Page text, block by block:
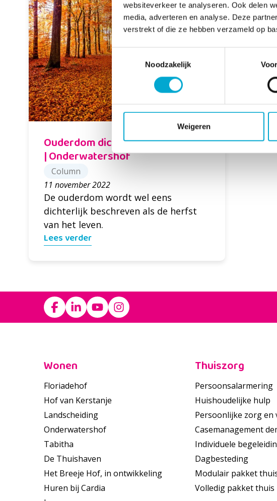
websiteverkeer te analyseren. Ook delen
media, adverteren en analyse. Deze
verstrekt of die ze hebben verzameld op
Toestemmingsselectie
Noodzakelijk
Weigeren
Ouderdom dichterlijk beschreven
| Onderwatershof
Column
11 november 2022
De ouderdom wordt wel eens
dichterlijk beschreven als de herfst
van het leven.
Lees verder
Footer
Wonen
Floriadehof
Hof van Kerstanje
Landscheiding
Onderwatershof
Tabitha
De Thuishaven
Het Breeje Hof, in ontwikkeling
Huren bij Cardia
Thuiszorg
Persoonsalarmering
Huishoudelijke hulp
Persoonlijke zorg en
Casemanagement
Individuele
Dagbesteding
Modulair pakket
Volledig pakket thuis